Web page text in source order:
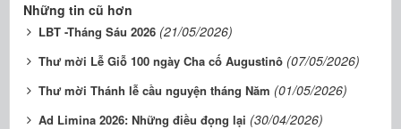
Những tin cũ hơn
LBT -Tháng Sáu 2026 (21/05/2026)
Thư mời Lễ Giỗ 100 ngày Cha cố Augustinô (07/05/2026)
Thư mời Thánh lễ cầu nguyện tháng Năm (01/05/2026)
Ad Limina 2026: Những điều đọng lại (30/04/2026)